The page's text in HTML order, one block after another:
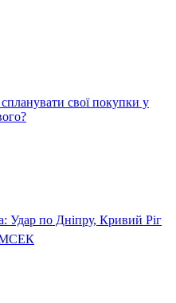
свої покупки у
Удар по Дніпру, Кривий Ріг
МСЕК